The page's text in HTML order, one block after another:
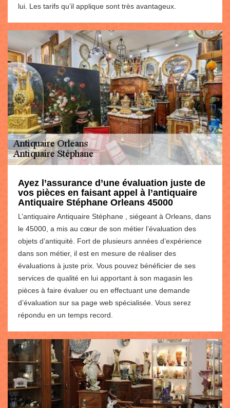
lui. Les tarifs qu’il applique sont très avantageux.
Ayez l’assurance d’une évaluation juste de
vos pièces en faisant appel à l’antiquaire
Antiquaire Stéphane Orleans 45000
L’antiquaire Antiquaire Stéphane , siégeant à Orleans, dans
le 45000, a mis au cœur de son métier l’évaluation des
objets d’antiquité. Fort de plusieurs années d’expérience
dans son métier, il est en mesure de réaliser des
évaluations à juste prix. Vous pouvez bénéficier de ses
services de qualité en lui apportant à son magasin les
pièces à faire évaluer ou en effectuant une demande
d’évaluation sur sa page web spécialisée. Vous serez
répondu en un temps record.